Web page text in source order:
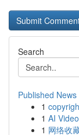
Search
Published News
1
1 AI
1 网络收